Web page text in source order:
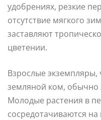
удобрениях, резкие
отсутствие мягкого
заставляют
цветении.
Взрослые
земляной ком, обычно
Молодые растения в
сосредотачиваются на